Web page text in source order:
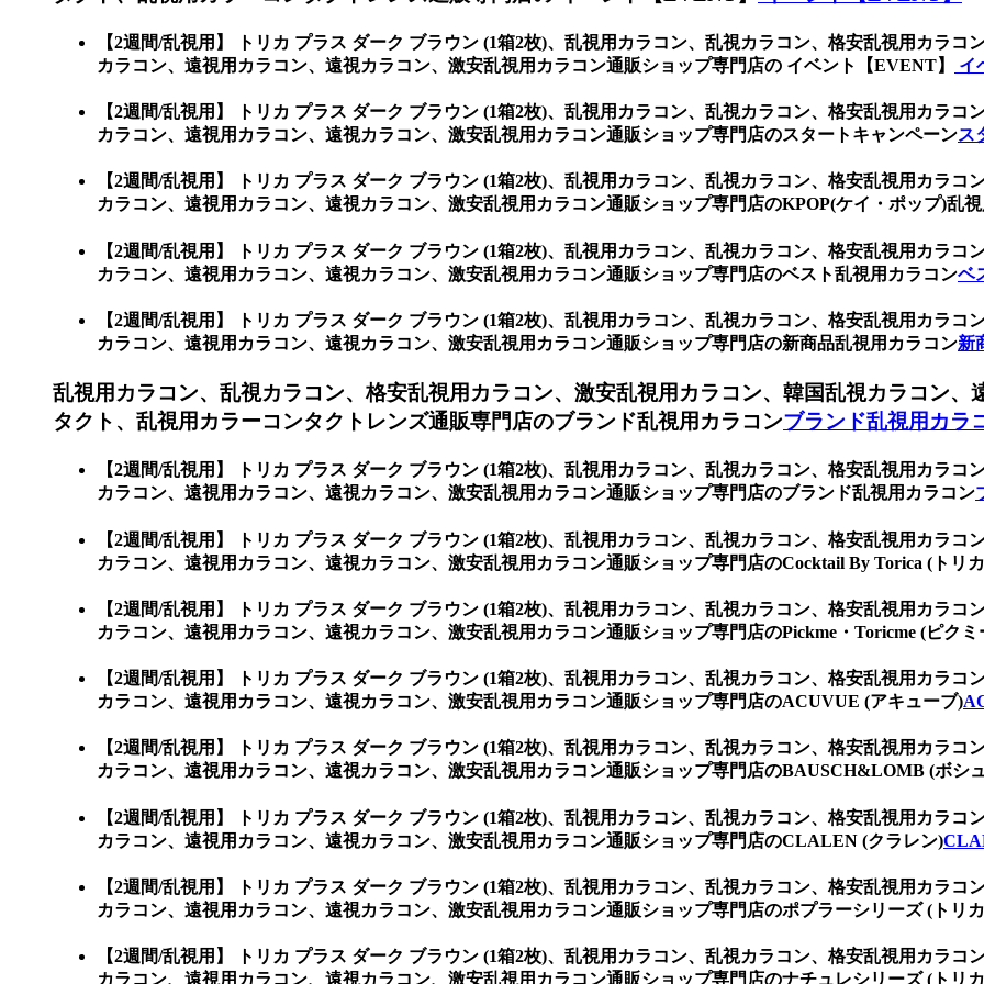
【2週間/乱視用】 トリカ プラス ダーク ブラウン (1箱2枚)、乱視用カラコン、乱視カラコン、格安乱視用カラ
カラコン、遠視用カラコン、遠視カラコン、激安乱視用カラコン通販ショップ専門店の イベント【EVENT】
イ
【2週間/乱視用】 トリカ プラス ダーク ブラウン (1箱2枚)、乱視用カラコン、乱視カラコン、格安乱視用カラ
カラコン、遠視用カラコン、遠視カラコン、激安乱視用カラコン通販ショップ専門店のスタートキャンペーンス
【2週間/乱視用】 トリカ プラス ダーク ブラウン (1箱2枚)、乱視用カラコン、乱視カラコン、格安乱視用カラ
カラコン、遠視用カラコン、遠視カラコン、激安乱視用カラコン通販ショップ専門店のKPOP(ケイ・ポップ)乱
【2週間/乱視用】 トリカ プラス ダーク ブラウン (1箱2枚)、乱視用カラコン、乱視カラコン、格安乱視用カラ
カラコン、遠視用カラコン、遠視カラコン、激安乱視用カラコン通販ショップ専門店のベスト乱視用カラコンベ
【2週間/乱視用】 トリカ プラス ダーク ブラウン (1箱2枚)、乱視用カラコン、乱視カラコン、格安乱視用カラ
カラコン、遠視用カラコン、遠視カラコン、激安乱視用カラコン通販ショップ専門店の新商品乱視用カラコン新
乱視用カラコン、乱視カラコン、格安乱視用カラコン、激安乱視用カラコン、韓国乱視カラコン
タクト、乱視用カラーコンタクトレンズ通販専門店のブランド乱視用カラコンブランド乱視用カラ
【2週間/乱視用】 トリカ プラス ダーク ブラウン (1箱2枚)、乱視用カラコン、乱視カラコン、格安乱視用カラ
カラコン、遠視用カラコン、遠視カラコン、激安乱視用カラコン通販ショップ専門店のブランド乱視用カラコン
【2週間/乱視用】 トリカ プラス ダーク ブラウン (1箱2枚)、乱視用カラコン、乱視カラコン、格安乱視用カラ
カラコン、遠視用カラコン、遠視カラコン、激安乱視用カラコン通販ショップ専門店のCocktail By Torica (トリ
【2週間/乱視用】 トリカ プラス ダーク ブラウン (1箱2枚)、乱視用カラコン、乱視カラコン、格安乱視用カラ
カラコン、遠視用カラコン、遠視カラコン、激安乱視用カラコン通販ショップ専門店のPickme・Toricme (ピクミ
【2週間/乱視用】 トリカ プラス ダーク ブラウン (1箱2枚)、乱視用カラコン、乱視カラコン、格安乱視用カラ
カラコン、遠視用カラコン、遠視カラコン、激安乱視用カラコン通販ショップ専門店のACUVUE (アキューブ)
【2週間/乱視用】 トリカ プラス ダーク ブラウン (1箱2枚)、乱視用カラコン、乱視カラコン、格安乱視用カラ
カラコン、遠視用カラコン、遠視カラコン、激安乱視用カラコン通販ショップ専門店のBAUSCH&LOMB (ボシ
【2週間/乱視用】 トリカ プラス ダーク ブラウン (1箱2枚)、乱視用カラコン、乱視カラコン、格安乱視用カラ
カラコン、遠視用カラコン、遠視カラコン、激安乱視用カラコン通販ショップ専門店のCLALEN (クラレン)
【2週間/乱視用】 トリカ プラス ダーク ブラウン (1箱2枚)、乱視用カラコン、乱視カラコン、格安乱視用カラ
カラコン、遠視用カラコン、遠視カラコン、激安乱視用カラコン通販ショップ専門店のポプラーシリーズ (トリ
【2週間/乱視用】 トリカ プラス ダーク ブラウン (1箱2枚)、乱視用カラコン、乱視カラコン、格安乱視用カラ
カラコン、遠視用カラコン、遠視カラコン、激安乱視用カラコン通販ショップ専門店のナチュレシリーズ (トリ